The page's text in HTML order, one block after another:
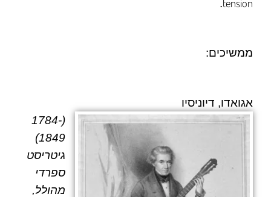
.
ממשיכים:
אגואדו, דיוניסיו
(1784-
1849)
גיטריסט
ספרדי
מהולל,